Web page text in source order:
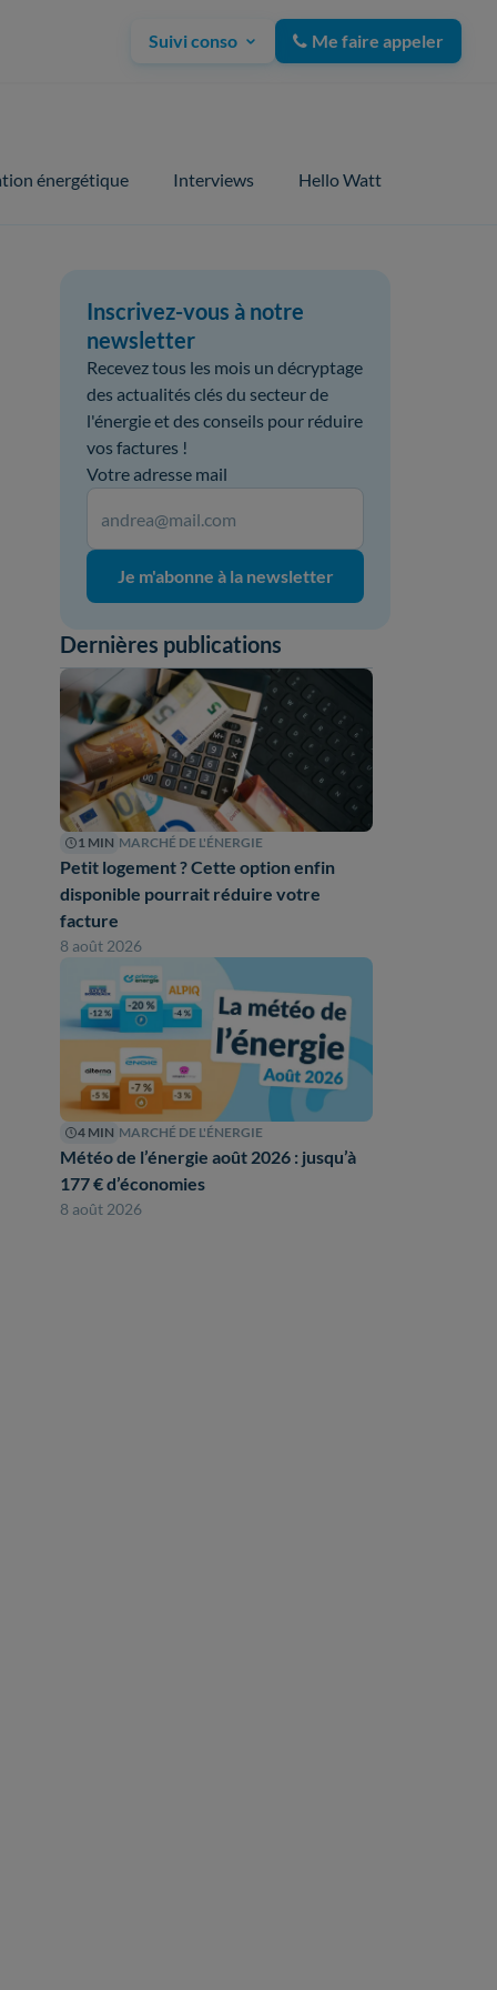
Suivi conso Me faire appeler
énergétique Interviews Hello Watt
Inscrivez-vous à notre
newsletter
Recevez tous les mois un décryptage
des actualités clés du secteur de
l'énergie et des conseils pour réduire
vos factures !
Votre adresse mail
Je m'abonne à la newsletter
Dernières publications
1 MIN MARCHÉ DE L'ÉNERGIE
Petit logement ? Cette option enfin
disponible pourrait réduire votre
facture
8 août 2026
4 MIN MARCHÉ DE L'ÉNERGIE
Météo de l’énergie août 2026 : jusqu’à
177 € d’économies
8 août 2026